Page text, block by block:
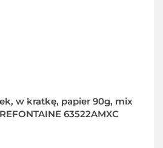
w kratkę, papier 90g, mix
63522AMXC